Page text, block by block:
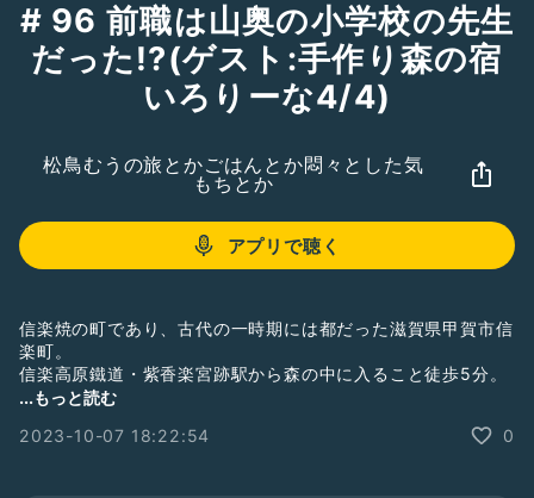
# 96 前職は山奥の小学校の先生
だった!?(ゲスト:手作り森の宿
いろりーな4/4)
松鳥むうの旅とかごはんとか悶々とした気
もちとか
アプリで聴く
信楽焼の町であり、古代の一時期には都だった滋賀県甲賀市信
楽町。
信楽高原鐵道・紫香楽宮跡駅から森の中に入ること徒歩5分。
森の中にポツンただ住む一軒家宿「手作り森の宿 いろりー
...もっと読む
2023-10-07 18:22:54
0